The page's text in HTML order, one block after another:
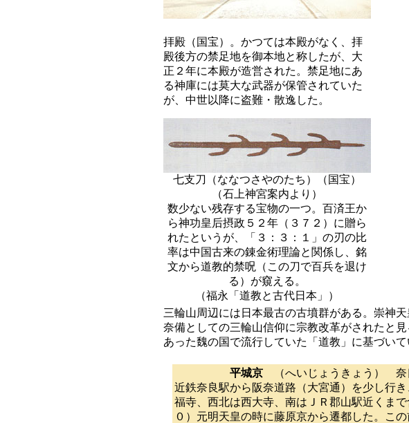
拝殿（国宝）。かつては本殿がなく、拝
殿後方の禁足地を御本地と称したが、大
正２年に本殿が造営された。禁足地にあ
る神庫には莫大な武器が保管されていた
が、中世以降に盗難・散逸した。
七支刀（ななつさやのたち）（国宝）
（石上神宮案内より）
数少ない残存する宝物の一つ。百済王か
ら神功皇后摂政５２年（３７２）に贈ら
れたというが、「３：３：１」の刃の比
率は中国古来の錬金術理論と関係し、銘
文から道教的禁呪（この刀で百兵を退け
る）が窺える。
（福永「道教と古代日本」）
三輪山周辺には日本最古の古墳群がある。崇神
奈備としての三輪山信仰に宗教改革がされたと
あった魏の国で流行していた「道教」に基づい
平城京
（へいじょうきょう） 奈
近鉄奈良駅から阪奈道路（大宮通）を少し行
福寺、西北は西大寺、南はＪＲ郡山駅近くま
０）元明天皇の時に藤原京から遷都した。この